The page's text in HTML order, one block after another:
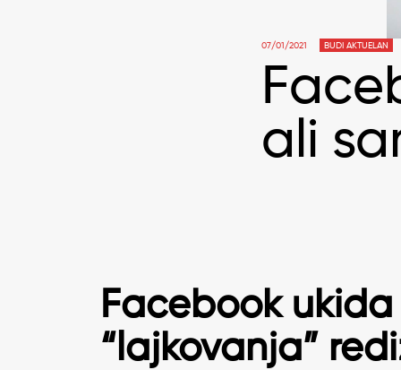
07/01/2021 BUDI AKTUELAN
ali
Facebook
“lajkovanja”